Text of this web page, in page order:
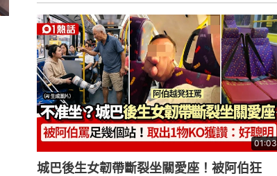
01:03
城巴後生女韌帶斷裂坐關愛座！被阿伯狂